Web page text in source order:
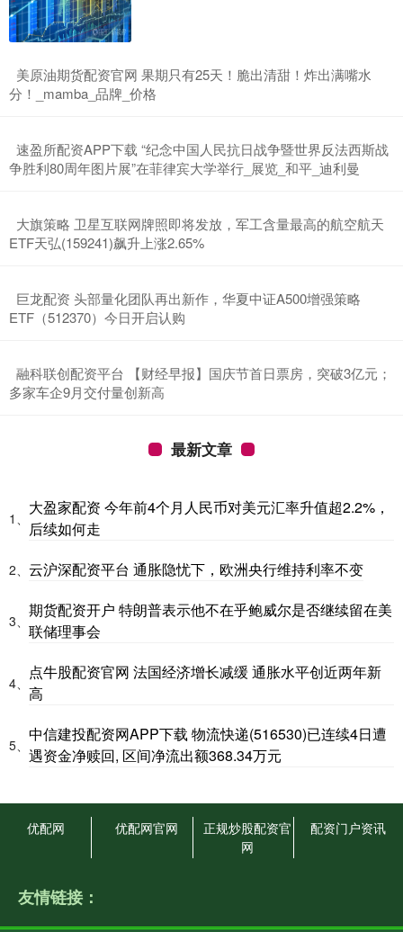
​美原油期货配资官网 果期只有25天！脆出清甜！炸出满嘴水
分！_mamba_品牌_价格
​速盈所配资APP下载 “纪念中国人民抗日战争暨世界反法西斯战
争胜利80周年图片展”在菲律宾大学举行_展览_和平_迪利曼
​大旗策略 卫星互联网牌照即将发放，军工含量最高的航空航天
ETF天弘(159241)飙升上涨2.65%
​巨龙配资 头部量化团队再出新作，华夏中证A500增强策略
ETF（512370）今日开启认购
​融科联创配资平台 【财经早报】国庆节首日票房，突破3亿元；
多家车企9月交付量创新高
最新文章
1、
大盈家配资 今年前4个月人民币对美元汇率升值超2.2%，
后续如何走
2、 云沪深配资平台 通胀隐忧下，欧洲央行维持利率不变
3、
期货配资开户 特朗普表示他不在乎鲍威尔是否继续留在美
联储理事会
4、
点牛股配资官网 法国经济增长减缓 通胀水平创近两年新
高
5、
中信建投配资网APP下载 物流快递(516530)已连续4日遭
遇资金净赎回, 区间净流出额368.34万元
优配网 优配网官网
正规炒股配资官
网
配资门户资讯
友情链接：